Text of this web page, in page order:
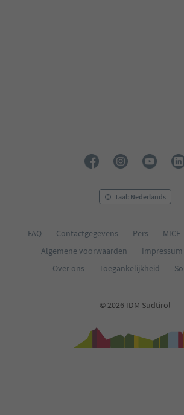
Taal: Nederlands
FAQ Contactgegevens Pers MICE
Algemene voorwaarden
Impressum
Over ons
Toegankelijkheid
© 2026 IDM Südtirol